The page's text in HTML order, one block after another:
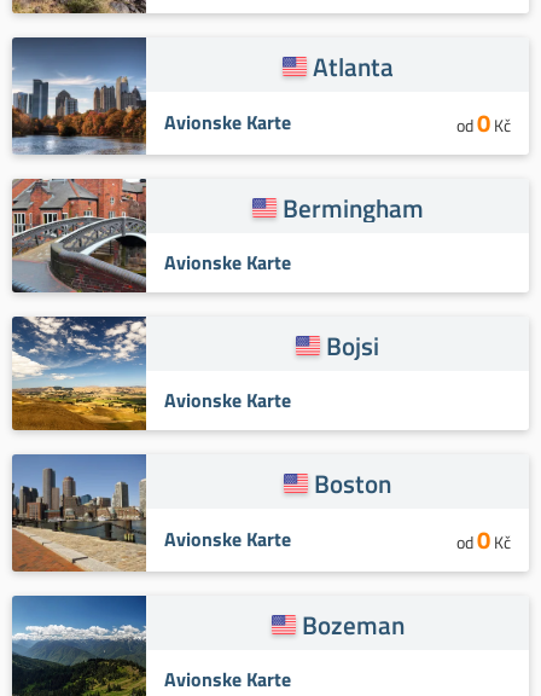
Atlanta
Avionske Karte od0Kč
Bermingham
Avionske Karte
Bojsi
Avionske Karte
Boston
Avionske Karte od0Kč
Bozeman
Avionske Karte